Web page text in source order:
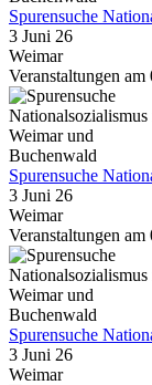
Spurensuche
3 Juni 26
Weimar
Veranstaltungen
Spurensuche
3 Juni 26
Weimar
Veranstaltungen
Spurensuche
3 Juni 26
Weimar